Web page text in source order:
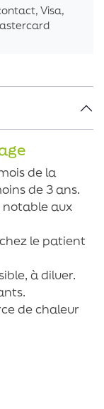
de la
de 3 ans.
notable aux
le patient
à diluer.
de chaleur
Visa,